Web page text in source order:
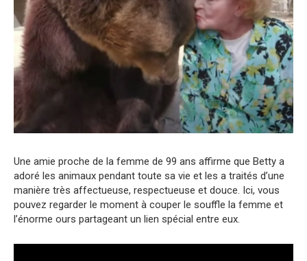
Une amie proche de la femme de 99 ans affirme que Betty a
adoré les animaux pendant toute sa vie et les a traités d’une
manière très affectueuse, respectueuse et douce. Ici, vous
pouvez regarder le moment à couper le souffle la femme et
l’énorme ours partageant un lien spécial entre eux.